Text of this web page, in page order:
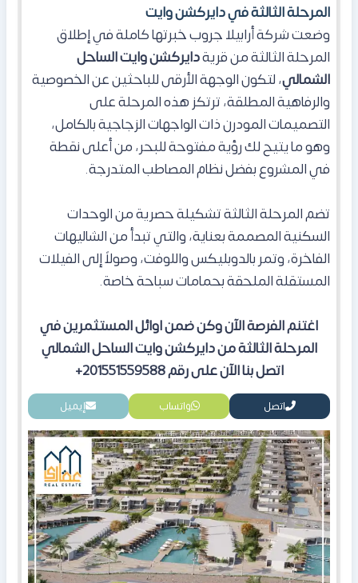
المرحلة الثالثة في دايركشن وايت
وضعت شركة أرابيلا جروب خبرتها كاملة في إطلاق
المرحلة الثالثة من قريةدايركشن وايتالساحل
الشمالي، لتكون الوجهة الأرقى للباحثين عن الخصوصية
والرفاهية المطلقة، ترتكز هذه المرحلة على
التصميمات المودرن ذات الواجهات الزجاجية بالكامل،
وهو ما يتيح لك رؤية مفتوحة للبحر، من أعلى نقطة
في المشروع بفضل نظام المصاطب المتدرجة.
تضم المرحلة الثالثة تشكيلة حصرية من الوحدات
السكنية المصممة بعناية، والتي تبدأ من الشاليهات
الفاخرة، وتمر بالدوبليكس واللوفت، وصولاً إلى الفيلات
المستقلة الملحقة بحمامات سباحة خاصة.
اغتنم الفرصة الآن وكن ضمن اوائل المستثمرين في
المرحلة الثالثة من دايركشن وايت الساحل الشمالي
اتصل بنا الآن على رقم201551559588+
اتصل واتساب إيميل